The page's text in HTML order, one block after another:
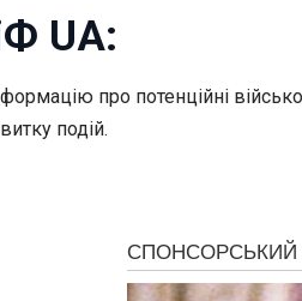
UA:
про потенційні
подій.